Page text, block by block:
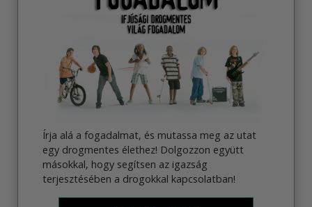
Írja alá a fogadalmat, és mutassa meg az utat
egy drogmentes élethez! Dolgozzon együtt
másokkal, hogy segítsen az igazság
terjesztésében a drogokkal kapcsolatban!